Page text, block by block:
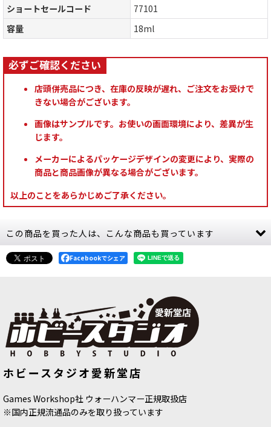
ショートセールコード
77101
容量
18ml
店頭併売品につき、在庫の反映が遅れ、ご注文をお受けで
きない場合がございます。
画像はサンプルです。お使いの画面環境により、差異が生
じます。
メーカーによるパッケージデザインの変更により、実際の
商品と商品画像が異なる場合がございます。
以上のことをあらかじめご了承ください。
この商品を買った人は、こんな商品も買っています
ルド(シェード色) [77143 ]
ース色)
Facebookでシェア
ホビースタジオ愛新堂店
Games Workshop社 ウォーハンマー正規取扱店
※国内正規流通品のみを取り扱っています